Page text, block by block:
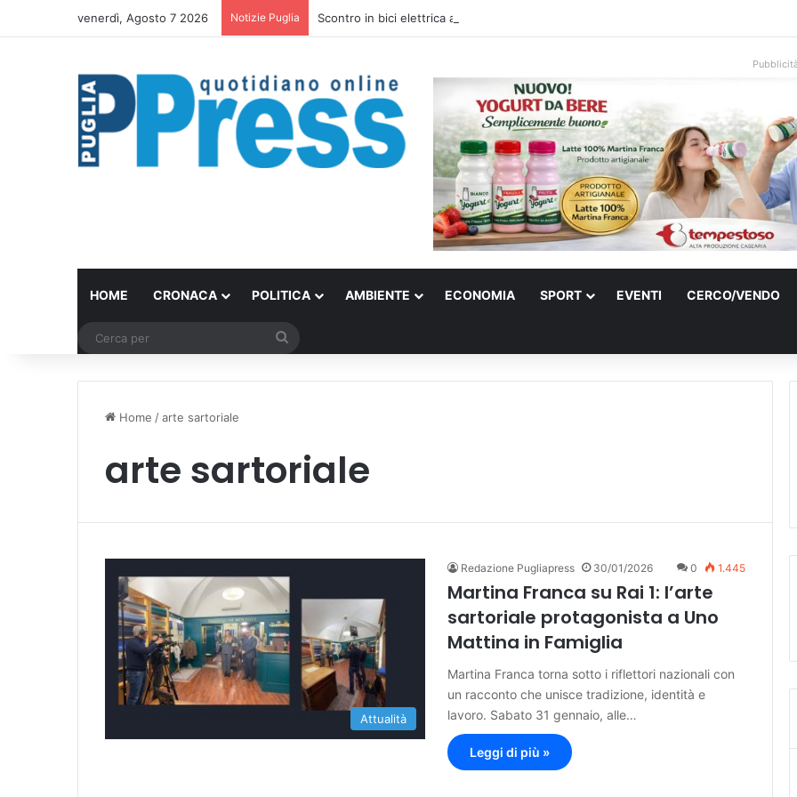
venerdì, Agosto 7 2026 Notizie Puglia Scontro in bici elettrica a Francavilla Fontana, due 15enni ricoverati in gravi condizioni
HOME CRONACA POLITICA AMBIENTE ECONOMIA SPORT EVENTI CERCO/VENDO
Home /arte sartoriale
arte sartoriale
Attualità
Redazione Pugliapress 30/01/2026 0 1.445
Martina Franca su Rai 1: l’arte
sartoriale protagonista a Uno
Mattina in Famiglia
Martina Franca torna sotto i riflettori nazionali con
un racconto che unisce tradizione, identità e
lavoro. Sabato 31 gennaio, alle…
Leggi di più »